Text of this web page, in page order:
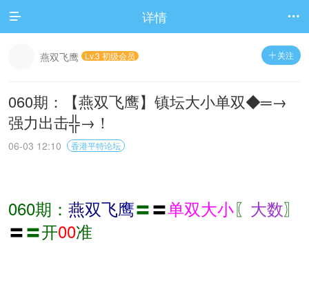
 详情 
 关注
燕双飞鹰 Lv.3 初级会员
060期：【燕双飞鹰】镇坛大小单双◆═→
强力出击╬→！
06-03 12:10 香港平特论坛
060期： 燕双飞鹰〓〓单双大小〖 大数〗
〓〓开00准